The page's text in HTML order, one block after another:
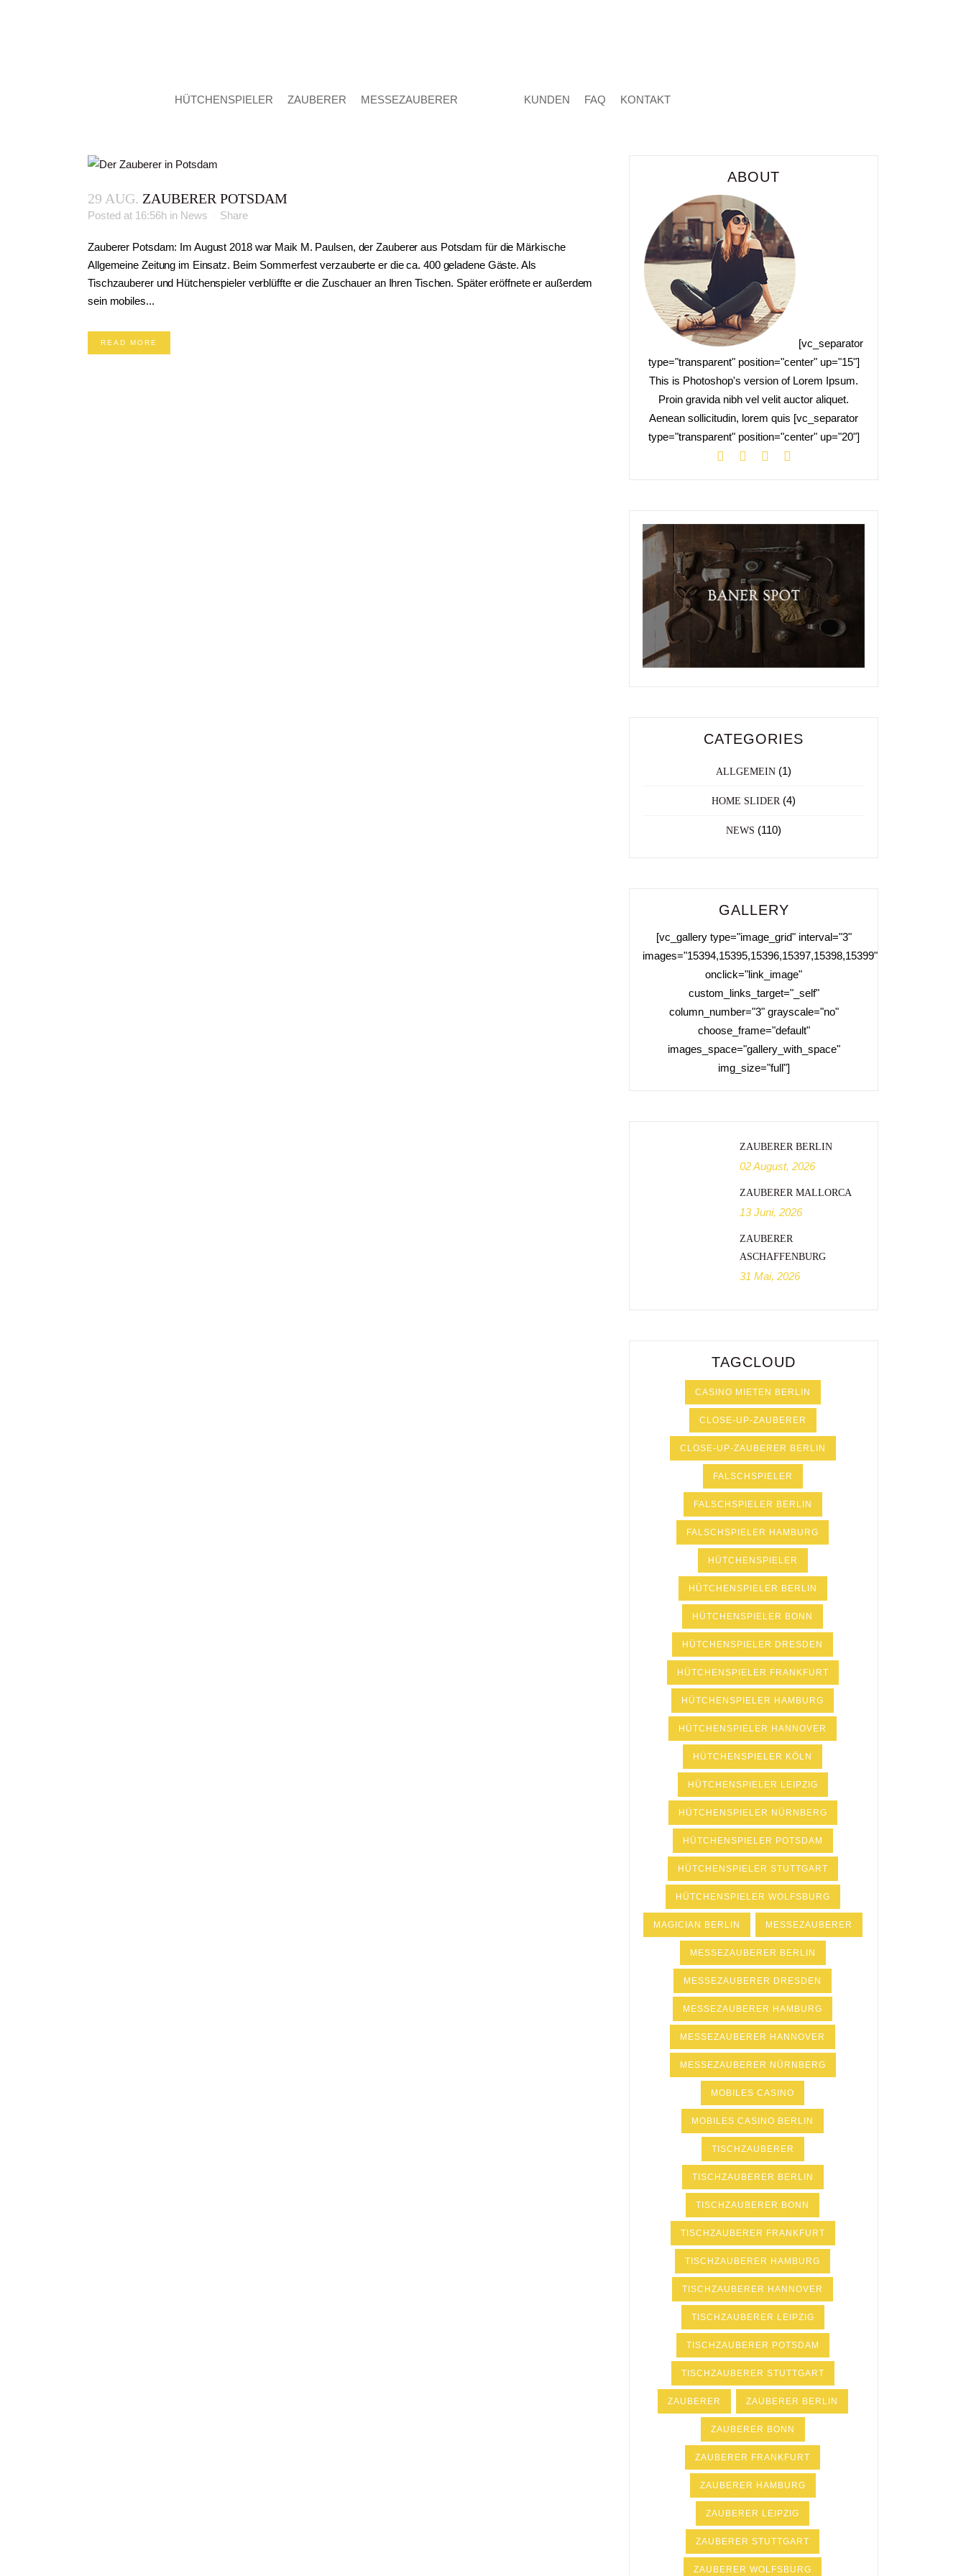
HÜTCHENSPIELER ZAUBERER MESSEZAUBERER KUNDEN FAQ KONTAKT
29 AUG. ZAUBERER POTSDAM
Posted at 16:56h in News Share
Zauberer Potsdam: Im August 2018 war Maik M. Paulsen, der Zauberer aus Potsdam für die Märkische
Allgemeine Zeitung im Einsatz. Beim Sommerfest verzauberte er die ca. 400 geladene Gäste. Als
Tischzauberer und Hütchenspieler verblüffte er die Zuschauer an Ihren Tischen. Später eröffnete er außerdem
sein mobiles...
READ MORE
ABOUT
[vc_separator
type="transparent" position="center" up="15"]
This is Photoshop's version of Lorem Ipsum.
Proin gravida nibh vel velit auctor aliquet.
Aenean sollicitudin, lorem quis [vc_separator
type="transparent" position="center" up="20"]
CATEGORIES
ALLGEMEIN (1)
HOME SLIDER (4)
NEWS (110)
GALLERY
[vc_gallery type="image_grid" interval="3"
images="15394,15395,15396,15397,15398,15399"
onclick="link_image"
custom_links_target="_self"
column_number="3" grayscale="no"
choose_frame="default"
images_space="gallery_with_space"
img_size="full"]
ZAUBERER BERLIN
02 August, 2026
ZAUBERER MALLORCA
13 Juni, 2026
ZAUBERER
ASCHAFFENBURG
31 Mai, 2026
TAGCLOUD
CASINO MIETEN BERLIN
CLOSE-UP-ZAUBERER
CLOSE-UP-ZAUBERER BERLIN
FALSCHSPIELER
FALSCHSPIELER BERLIN
FALSCHSPIELER HAMBURG
HÜTCHENSPIELER
HÜTCHENSPIELER BERLIN
HÜTCHENSPIELER BONN
HÜTCHENSPIELER DRESDEN
HÜTCHENSPIELER FRANKFURT
HÜTCHENSPIELER HAMBURG
HÜTCHENSPIELER HANNOVER
HÜTCHENSPIELER KÖLN
HÜTCHENSPIELER LEIPZIG
HÜTCHENSPIELER NÜRNBERG
HÜTCHENSPIELER POTSDAM
HÜTCHENSPIELER STUTTGART
HÜTCHENSPIELER WOLFSBURG
MAGICIAN BERLIN MESSEZAUBERER
MESSEZAUBERER BERLIN
MESSEZAUBERER DRESDEN
MESSEZAUBERER HAMBURG
MESSEZAUBERER HANNOVER
MESSEZAUBERER NÜRNBERG
MOBILES CASINO
MOBILES CASINO BERLIN
TISCHZAUBERER
TISCHZAUBERER BERLIN
TISCHZAUBERER BONN
TISCHZAUBERER FRANKFURT
TISCHZAUBERER HAMBURG
TISCHZAUBERER HANNOVER
TISCHZAUBERER LEIPZIG
TISCHZAUBERER POTSDAM
TISCHZAUBERER STUTTGART
ZAUBERER ZAUBERER BERLIN
ZAUBERER BONN
ZAUBERER FRANKFURT
ZAUBERER HAMBURG
ZAUBERER LEIPZIG
ZAUBERER STUTTGART
ZAUBERER WOLFSBURG